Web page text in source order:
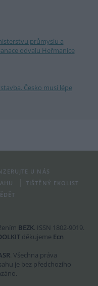
průmyslu a
odvalu Heřmanice
Česko musí lépe
U NÁS
TIŠTĚNÝ EKOLIST
BEZK. ISSN 1802-9019.
děkujeme Ecn
. Všechna práva
je bez předchozího